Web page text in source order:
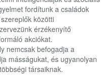
fordítunk a családok
közötti
érzékenyítő
akciókat.
nemcsak befogadja a
másságukat, és ugyanolyan
társaiknak.